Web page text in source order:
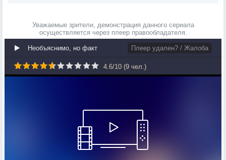
Уважаемые зрители, демонстрация данного сериала
осуществляется через плеер правообладателя.
Необъяснимо, но факт Плеер удален? / Жалоба
4.6/10 (9 чел.)